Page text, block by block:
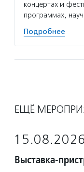
концертах и
программах,
Подробнее
ЕЩЁ
15.08.2026
Выставка-